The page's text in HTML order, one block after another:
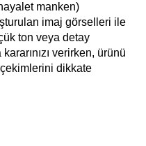
manken)
imaj görselleri ile
ton veya detay
verirken, ürünü
dikkate